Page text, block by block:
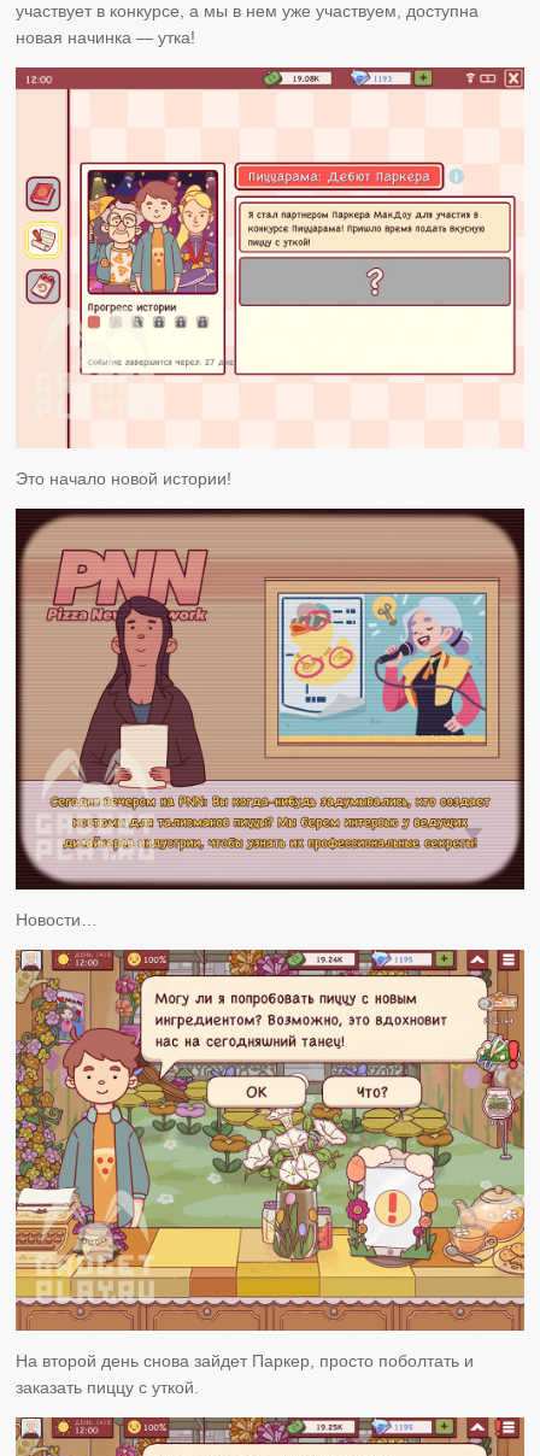
участвует в конкурсе, а мы в нем уже участвуем, доступна
новая начинка — утка!
Это начало новой истории!
Новости…
На второй день снова зайдет Паркер, просто поболтать и
заказать пиццу с уткой.